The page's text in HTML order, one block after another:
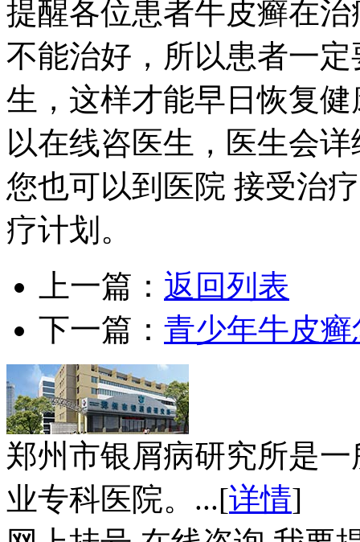
提醒各位患者牛皮癣在
不能治好，所以患者一
生，这样才能早日恢复
以在线咨医生，医生会
您也可以到医院 接受治
疗计划。
上一篇： 返回列表
下一篇： 青少年牛皮
郑州市银屑病研究所是
业专科医院。...[详情]